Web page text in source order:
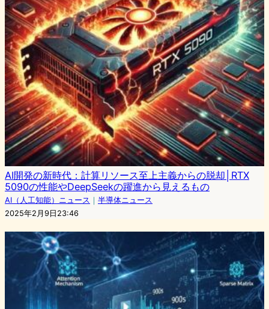
AI開発の新時代：計算リソース至上主義からの脱却│RTX
5090の性能やDeepSeekの躍進から見えるもの
AI（人工知能）ニュース ｜ 半導体ニュース
2025年2月9日23:46